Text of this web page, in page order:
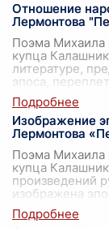
Отношение
Лермонтова
Поэма Михаила
купца
литературе,
эпоса,
Изображение
Лермонтова
Поэма Михаила
купца
произведений
изображена